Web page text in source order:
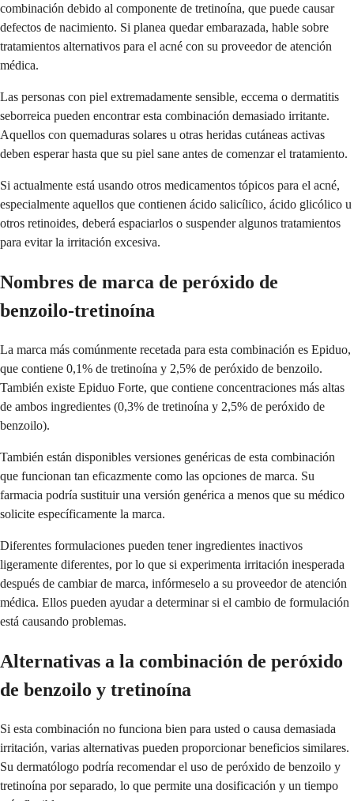
combinación debido al componente de tretinoína, que puede causar
defectos de nacimiento. Si planea quedar embarazada, hable sobre
tratamientos alternativos para el acné con su proveedor de atención
médica.
Las personas con piel extremadamente sensible, eccema o dermatitis
seborreica pueden encontrar esta combinación demasiado irritante.
Aquellos con quemaduras solares u otras heridas cutáneas activas
deben esperar hasta que su piel sane antes de comenzar el tratamiento.
Si actualmente está usando otros medicamentos tópicos para el acné,
especialmente aquellos que contienen ácido salicílico, ácido glicólico u
otros retinoides, deberá espaciarlos o suspender algunos tratamientos
para evitar la irritación excesiva.
Nombres de marca de peróxido de
benzoilo-tretinoína
La marca más comúnmente recetada para esta combinación es Epiduo,
que contiene 0,1% de tretinoína y 2,5% de peróxido de benzoilo.
También existe Epiduo Forte, que contiene concentraciones más altas
de ambos ingredientes (0,3% de tretinoína y 2,5% de peróxido de
benzoilo).
También están disponibles versiones genéricas de esta combinación
que funcionan tan eficazmente como las opciones de marca. Su
farmacia podría sustituir una versión genérica a menos que su médico
solicite específicamente la marca.
Diferentes formulaciones pueden tener ingredientes inactivos
ligeramente diferentes, por lo que si experimenta irritación inesperada
después de cambiar de marca, infórmeselo a su proveedor de atención
médica. Ellos pueden ayudar a determinar si el cambio de formulación
está causando problemas.
Alternativas a la combinación de peróxido
de benzoilo y tretinoína
Si esta combinación no funciona bien para usted o causa demasiada
irritación, varias alternativas pueden proporcionar beneficios similares.
Su dermatólogo podría recomendar el uso de peróxido de benzoilo y
tretinoína por separado, lo que permite una dosificación y un tiempo